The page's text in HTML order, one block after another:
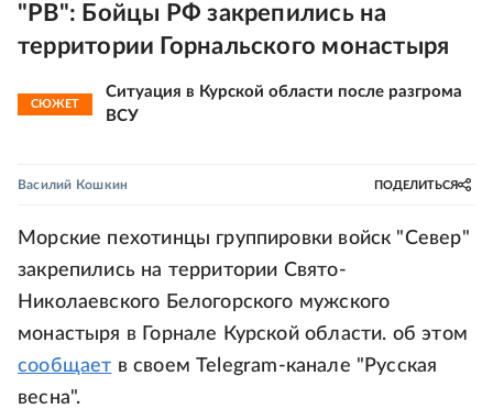
"РВ": Бойцы РФ закрепились на
территории Горнальского монастыря
СЮЖЕТ
Ситуация в Курской области после разгрома
ВСУ
Василий Кошкин ПОДЕЛИТЬСЯ
Морские пехотинцы группировки войск "Север"
закрепились на территории Свято-
Николаевского Белогорского мужского
монастыря в Горнале Курской области. об этом
сообщает в своем Telegram-канале "Русская
весна".